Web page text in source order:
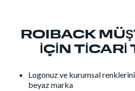
ROIBACK
İÇİN TİCARİ
Logonuz ve kurumsal
beyaz marka